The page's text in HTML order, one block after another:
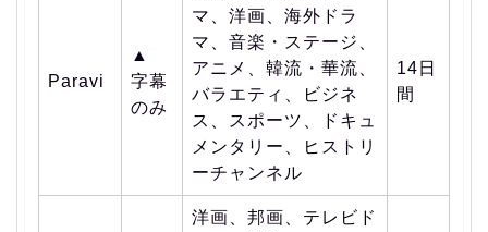
Paravi
▲
字幕
のみ
マ、洋画、海外ドラ
マ、音楽・ステージ、
アニメ、韓流・華流、
バラエティ、ビジネ
ス、スポーツ、ドキュ
メンタリー、ヒストリ
ーチャンネル
14日
間
洋画、邦画、テレビド